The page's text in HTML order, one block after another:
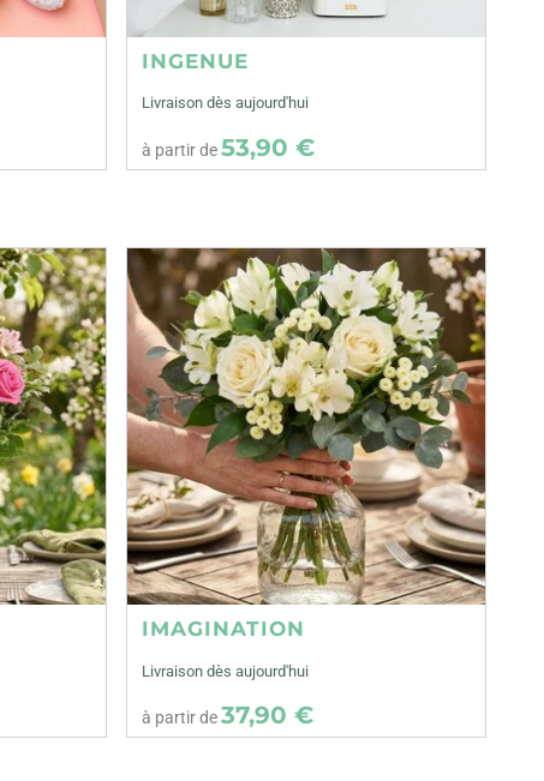
INGENUE
Livraison dès aujourd'hui
à partir de53,90 €
IMAGINATION
Livraison dès aujourd'hui
à partir de37,90 €